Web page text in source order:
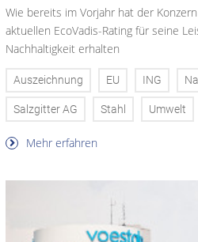
Wie bereits im Vorjahr hat der
aktuellen EcoVadis-Rating für seine
Nachhaltigkeit erhalten
Auszeichnung EU ING
Salzgitter AG Stahl Umwelt
Mehr erfahren